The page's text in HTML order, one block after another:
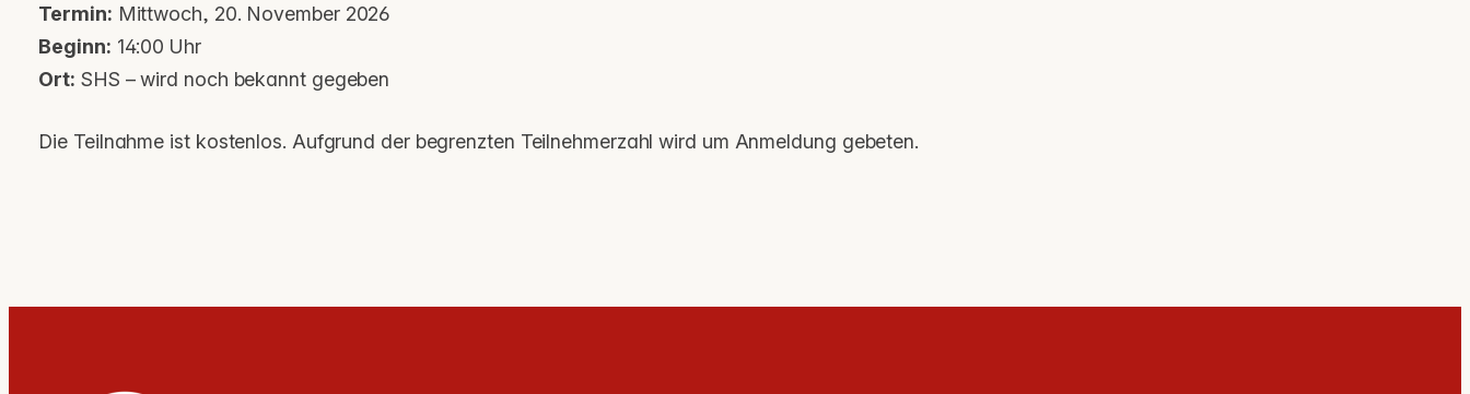
Termin: Mittwoch, 20. November 2026
Beginn: 14:00 Uhr
Ort: SHS – wird noch bekannt gegeben
Die Teilnahme ist kostenlos. Aufgrund der begrenzten Teilnehmerzahl wird um Anmeldung gebeten.